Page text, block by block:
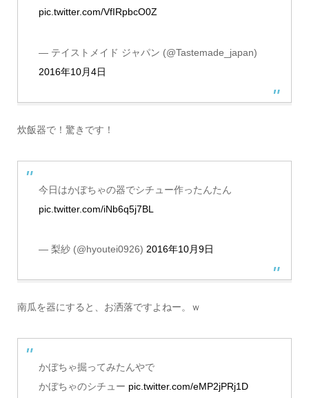
pic.twitter.com/VfIRpbcO0Z
— テイストメイド ジャパン (@Tastemade_japan)
2016年10月4日
炊飯器で！驚きです！
今日はかぼちゃの器でシチュー作ったんたん
pic.twitter.com/iNb6q5j7BL
— 梨紗 (@hyoutei0926) 2016年10月9日
南瓜を器にすると、お洒落ですよねー。ｗ
かぼちゃ掘ってみたんやで
かぼちゃのシチュー pic.twitter.com/eMP2jPRj1D